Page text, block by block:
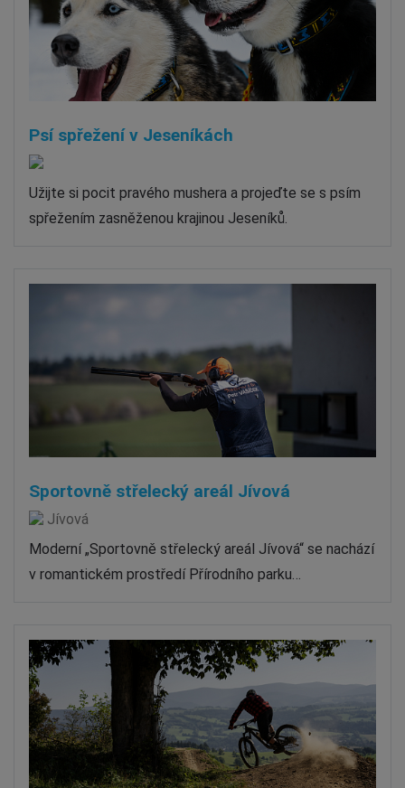
Psí spřežení v Jeseníkách
Užijte si pocit pravého mushera a projeďte se s psím
spřežením zasněženou krajinou Jeseníků.
Sportovně střelecký areál Jívová
Jívová
Moderní „Sportovně střelecký areál Jívová“ se nachází
v romantickém prostředí Přírodního parku…